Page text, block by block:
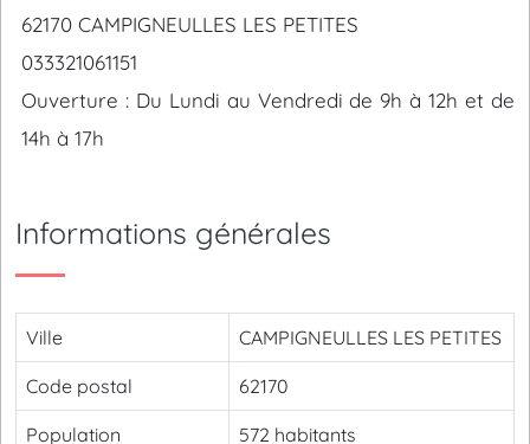
62170 CAMPIGNEULLES LES PETITES
033321061151
Ouverture : Du Lundi au Vendredi de 9h à 12h et de
14h à 17h
Informations générales
Ville CAMPIGNEULLES LES PETITES
Code postal 62170
Population 572 habitants